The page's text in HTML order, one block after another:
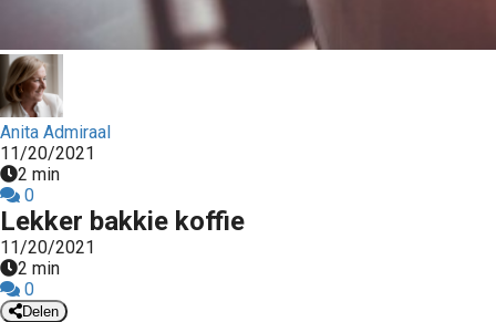
Anita Admiraal
11/20/2021
2 min
0
Lekker bakkie koffie
11/20/2021
2 min
0
Delen